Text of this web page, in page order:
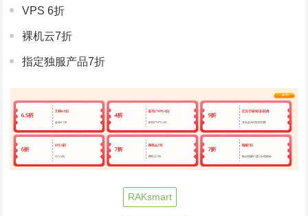
VPS 6折
裸机云7折
指定独服产品7折
RAKsmart